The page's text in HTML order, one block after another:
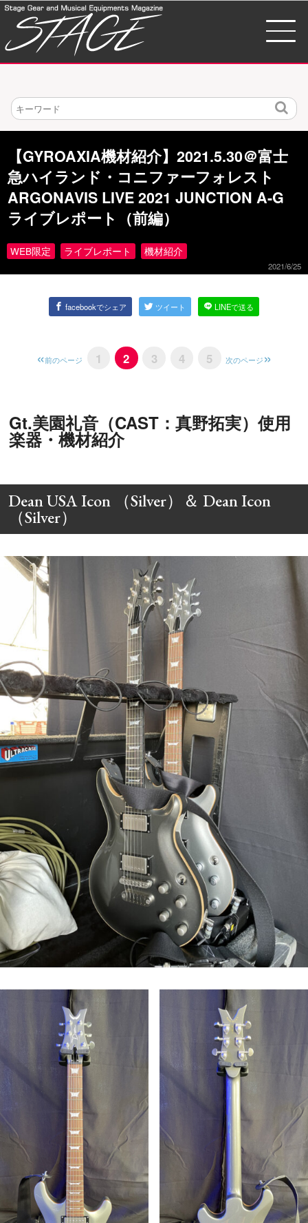
検
【GYROAXIA機材紹介】2021.5.30＠富士
急ハイランド・コニファーフォレスト
ARGONAVIS LIVE 2021 JUNCTION A-G
ライブレポート（前編）
WEB限定 ライブレポート 機材紹介
2021/6/25
facebookでシェア ツイート LINEで送る
前のページ 1 2 3 4 5 次のページ
Gt.美園礼音（CAST：真野拓実）使用
楽器・機材紹介
Dean USA Icon （Silver）＆ Dean Icon
（Silver）